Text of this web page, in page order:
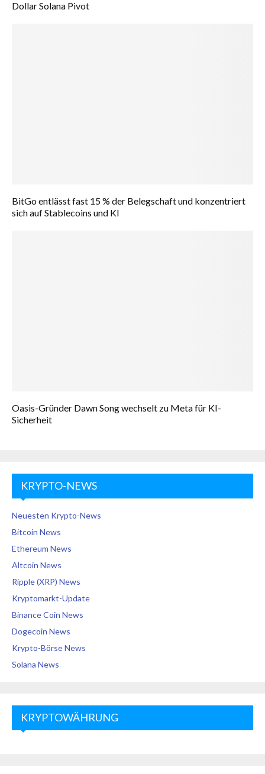
Dollar Solana Pivot
BitGo entlässt fast 15 % der Belegschaft und konzentriert
sich auf Stablecoins und KI
Oasis-Gründer Dawn Song wechselt zu Meta für KI-
Sicherheit
KRYPTO-NEWS
Neuesten Krypto-News
Bitcoin News
Ethereum News
Altcoin News
Ripple (XRP) News
Kryptomarkt-Update
Binance Coin News
Dogecoin News
Krypto-Börse News
Solana News
KRYPTOWÄHRUNG